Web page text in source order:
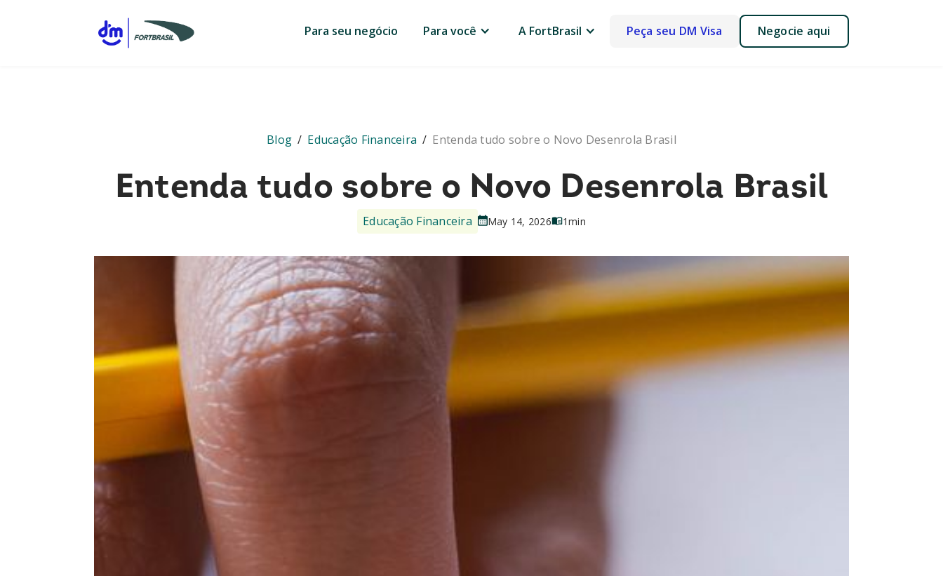
Para seu negócio Para você A FortBrasil Peça seu DM Visa Negocie aqui
Blog / Educação Financeira / Entenda tudo sobre o Novo Desenrola Brasil
Entenda tudo sobre o Novo Desenrola Brasil
Educação Financeira May 14, 2026 1min